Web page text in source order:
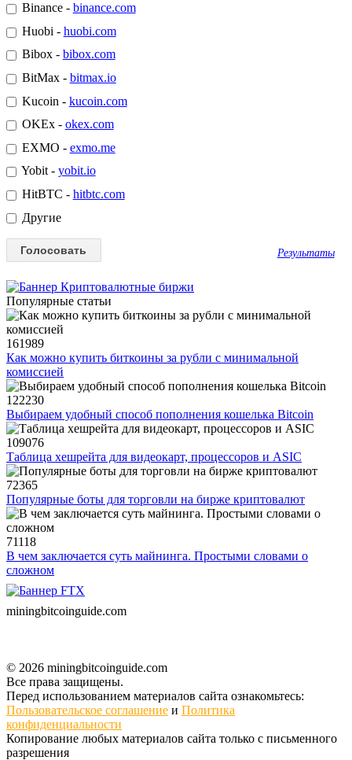
Binance - binance.com
Huobi - huobi.com
Bibox - bibox.com
BitMax - bitmax.io
Kucoin - kucoin.com
OKEx - okex.com
EXMO - exmo.me
Yobit - yobit.io
HitBTC - hitbtc.com
Другие
Результаты
Популярные статьи
161989
Как можно купить биткоины за рубли с минимальной
комиссией
122230
Выбираем удобный способ пополнения кошелька Bitcoin
109076
Таблица хешрейта для видеокарт, процессоров и ASIC
72365
Популярные боты для торговли на бирже криптовалют
71118
В чем заключается суть майнинга. Простыми словами о
сложном
miningbitcoinguide.com
© 2026 miningbitcoinguide.com
Все права защищены.
Перед использованием материалов сайта ознакомьтесь:
Пользовательское соглашение и Политика
конфиденциальности
Копирование любых материалов сайта только с письменного
разрешения